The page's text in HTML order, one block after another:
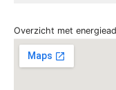
Overzicht met